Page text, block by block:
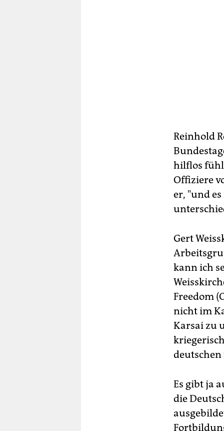
Reinhold
hilflos
Offiziere
er, "und
Gert
kann ich
Freedom
nicht im
Karsai zu
deutschen
Es gibt ja
die